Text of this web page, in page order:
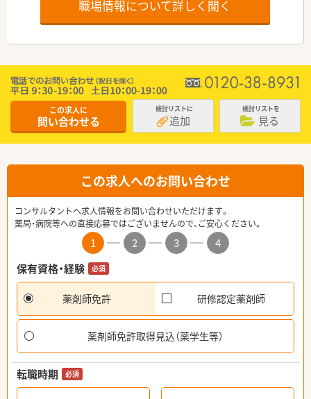
職場情報について詳しく聞く
この求人に
問い合わせる
検討リストに
追加
検討リストを
見る
この求人へのお問い合わせ
コンサルタントへ求人情報をお問い合わせいただけます。
薬局・病院等への直接応募ではございませんので、ご安心ください。
1 2 3
4
保有資格・経験
必須
薬剤師免許 研修認定薬剤師
薬剤師免許取得見込（薬学生等）
転職時期 必須